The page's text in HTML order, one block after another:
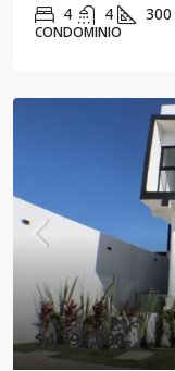
4 4 300
CONDOMINIO
$4,390,000